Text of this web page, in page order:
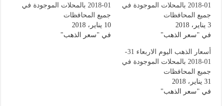
01-2018 بالمحلات الموجودة في
جميع المحافظات
3 يناير، 2018
في "سعر الذهب"
01-2018 بالمحلات الموجودة في
جميع المحافظات
10 يناير، 2018
في "سعر الذهب"
أسعار الذهب اليوم الاربعاء 31-
01-2018 بالمحلات الموجودة في
جميع المحافظات
31 يناير، 2018
في "سعر الذهب"